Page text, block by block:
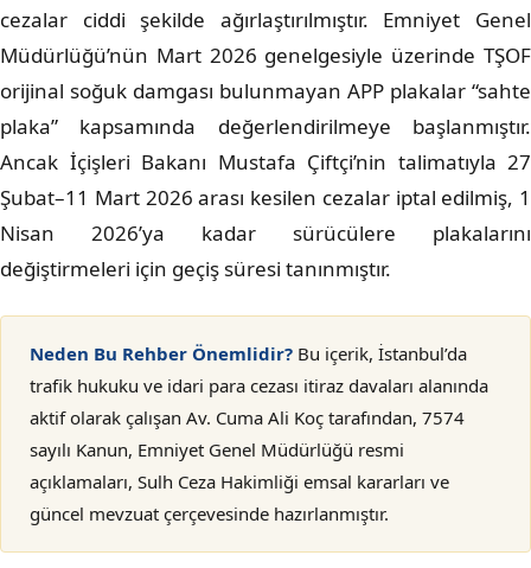
cezalar ciddi şekilde ağırlaştırılmıştır. Emniyet Genel
Müdürlüğü’nün Mart 2026 genelgesiyle üzerinde TŞOF
orijinal soğuk damgası bulunmayan APP plakalar “sahte
plaka” kapsamında değerlendirilmeye başlanmıştır.
Ancak İçişleri Bakanı Mustafa Çiftçi’nin talimatıyla 27
Şubat–11 Mart 2026 arası kesilen cezalar iptal edilmiş, 1
Nisan 2026’ya kadar sürücülere plakalarını
değiştirmeleri için geçiş süresi tanınmıştır.
Neden Bu Rehber Önemlidir? Bu içerik, İstanbul’da
trafik hukuku ve idari para cezası itiraz davaları alanında
aktif olarak çalışan Av. Cuma Ali Koç tarafından, 7574
sayılı Kanun, Emniyet Genel Müdürlüğü resmi
açıklamaları, Sulh Ceza Hakimliği emsal kararları ve
güncel mevzuat çerçevesinde hazırlanmıştır.